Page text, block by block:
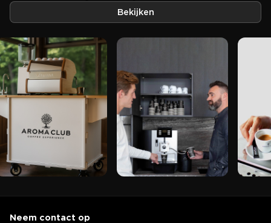
Bekijken
Neem contact op